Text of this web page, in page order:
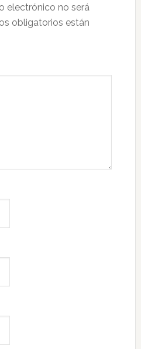
electrónico no será
obligatorios están